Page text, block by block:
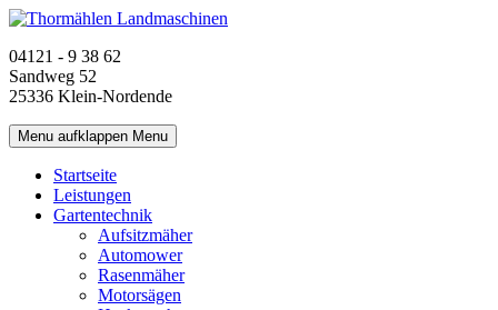
04121 - 9 38 62
Sandweg 52
25336 Klein-Nordende
Menu aufklappen Menu
Startseite
Leistungen
Gartentechnik
Aufsitzmäher
Automower
Rasenmäher
Motorsägen